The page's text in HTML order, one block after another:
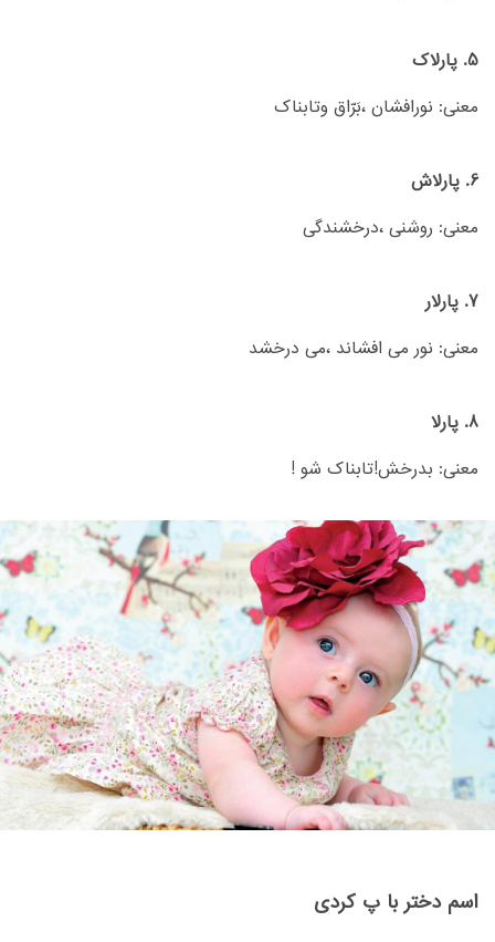
5. پارلاک
معنی: نورافشان ،بَرّاق وتابناک
6. پارلاش
معنی: روشنی ،درخشندگی
7. پارلار
معنی: نور می افشاند ،می درخشد
8. پارلا
معنی: بدرخش!تابناک شو !
اسم دختر با پ کردی